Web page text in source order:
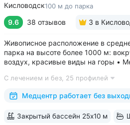
Кисловодск100 м до парка
9.6 38 отзывов 3 в
Живописное расположение в
парка на высоте более 1000 м:
воздух, красивые виды на горы •
квалификации • Более 1000 видов
исследований. Есть диагностика...
С лечением и без, 25 профилей
Медцентр работает без
Закрытый бассейн 25x10 м